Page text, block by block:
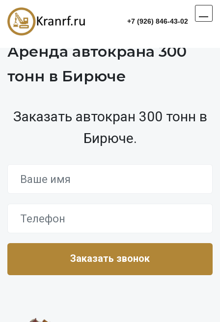
+7 (926) 846-43-02
Аренда автокрана 300
тонн в Бирюче
Заказать автокран 300 тонн в
Бирюче.